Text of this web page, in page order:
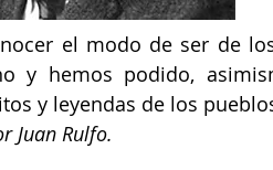
el modo de ser de
y hemos podido,
y leyendas de los
Juan Rulfo.